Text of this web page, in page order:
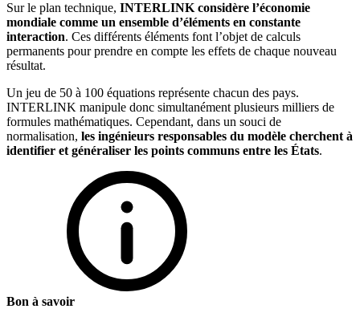
Sur le plan technique, INTERLINK considère l’économie
mondiale comme un ensemble d’éléments en constante
interaction. Ces différents éléments font l’objet de calculs
permanents pour prendre en compte les effets de chaque nouveau
résultat.
Un jeu de 50 à 100 équations représente chacun des pays.
INTERLINK manipule donc simultanément plusieurs milliers de
formules mathématiques. Cependant, dans un souci de
normalisation, les ingénieurs responsables du modèle cherchent à
identifier et généraliser les points communs entre les États.
Bon à savoir